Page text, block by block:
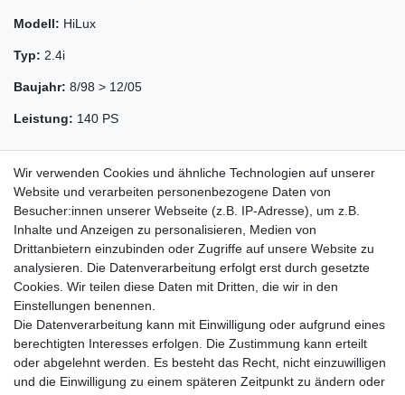
Modell: HiLux
Typ: 2.4i
Baujahr: 8/98 > 12/05
Leistung: 140 PS
Zahlung und Versand
Impressum Daten­schutz­erklärung AGB
Wir verwenden Cookies und ähnliche Technologien auf unserer
Website und verarbeiten personenbezogene Daten von
Besucher:innen unserer Webseite (z.B. IP-Adresse), um z.B.
Inhalte und Anzeigen zu personalisieren, Medien von
Drittanbietern einzubinden oder Zugriffe auf unsere Website zu
analysieren. Die Datenverarbeitung erfolgt erst durch gesetzte
Cookies. Wir teilen diese Daten mit Dritten, die wir in den
Einstellungen benennen.
Die Datenverarbeitung kann mit Einwilligung oder aufgrund eines
berechtigten Interesses erfolgen. Die Zustimmung kann erteilt
oder abgelehnt werden. Es besteht das Recht, nicht einzuwilligen
und die Einwilligung zu einem späteren Zeitpunkt zu ändern oder